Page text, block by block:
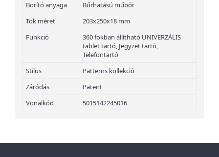
Borító anyaga
Bőrhatású műbőr
Tok méret
203x250x18 mm
Funkció
360 fokban állítható UNIVERZÁLIS
tablet tartó, Jegyzet tartó,
Telefontartó
Stílus
Patterns kollekció
Záródás
Patent
Vonalkód
5015142245016